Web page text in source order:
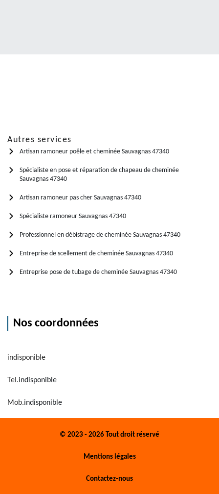
Autres services
Artisan ramoneur poêle et cheminée Sauvagnas 47340
Spécialiste en pose et réparation de chapeau de cheminée
Sauvagnas 47340
Artisan ramoneur pas cher Sauvagnas 47340
Spécialiste ramoneur Sauvagnas 47340
Professionnel en débistrage de cheminée Sauvagnas 47340
Entreprise de scellement de cheminée Sauvagnas 47340
Entreprise pose de tubage de cheminée Sauvagnas 47340
Nos coordonnées
indisponible
Tel.indisponible
Mob.indisponible
© 2023 - 2026 Tout droit réservé
Mentions légales
Contactez-nous